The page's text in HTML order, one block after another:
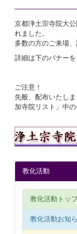
京都浄土宗寺院大
れました。
多数の方のご来場
詳細は下のバナー
ご注意！
先般、配布いたし
加寺院リスト」中
教化活動
教化活動トッ
教化活動お知